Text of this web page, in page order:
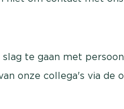
te gaan met
onze collega's via de